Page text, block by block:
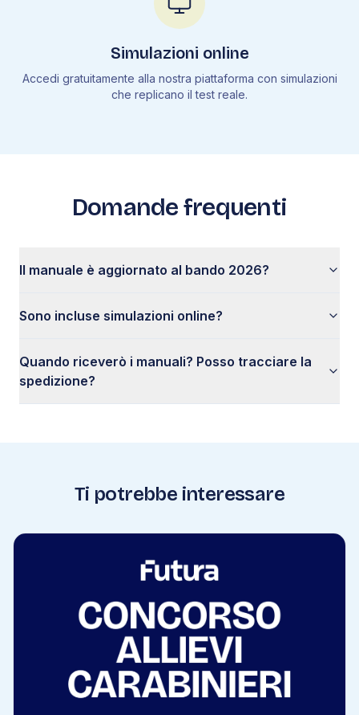
Simulazioni online
Accedi gratuitamente alla nostra piattaforma con simulazioni
che replicano il test reale.
Domande frequenti
Il manuale è aggiornato al bando 2026?
Sono incluse simulazioni online?
Quando riceverò i manuali? Posso tracciare la
spedizione?
Ti potrebbe interessare